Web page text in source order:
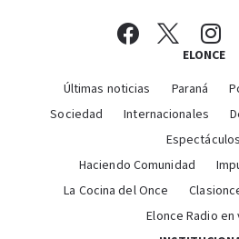
ELONCE
Últimas noticias Paraná
Sociedad
Internacionales
Espectáculos
Haciendo Comunidad
La Cocina del Once
Elonce Radio en